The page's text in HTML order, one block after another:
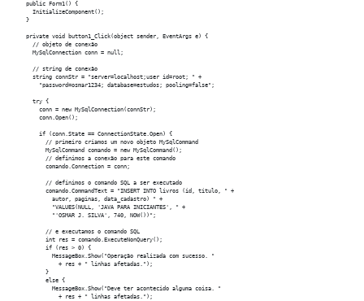
    public Form1() {
      InitializeComponent();
    }
    private void button1_Click(object sender, EventArgs e) {
      // objeto de conexão
      MySqlConnection conn = null;
      // string de conexão
      string connStr = "server=localhost;user id=root; " +
        "password=osmar1234; database=estudos; pooling=false";
      try {
        conn = new MySqlConnection(connStr);
        conn.Open();
        if (conn.State == ConnectionState.Open) {
          // primeiro criamos um novo objeto MySqlCommand
          MySqlCommand comando = new MySqlCommand();
          // definimos a conexão para este comando
          comando.Connection = conn;
          // definimos o comando SQL a ser executado
          comando.CommandText = "INSERT INTO livros (id, titulo, " +
            autor, paginas, data_cadastro) " +
            "VALUES(NULL, 'JAVA PARA INICIANTES', " +
            "'OSMAR J. SILVA', 740, NOW())";
          // e executamos o comando SQL
          int res = comando.ExecuteNonQuery();
          if (res > 0) {
            MessageBox.Show("Operação realizada com sucesso. "
              + res + " linhas afetadas.");
          }
          else {
            MessageBox.Show("Deve ter acontecido alguma coisa. "
              + res + " linhas afetadas.");